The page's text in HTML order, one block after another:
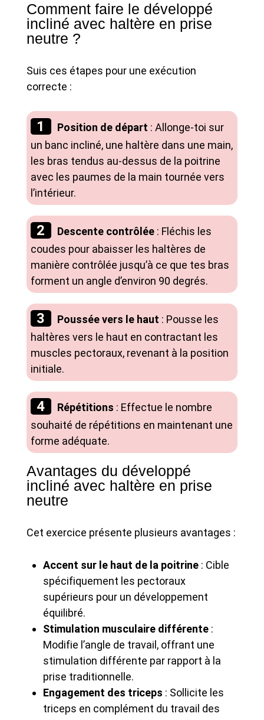
Comment faire le développé
incliné avec haltère en prise
neutre ?
Suis ces étapes pour une exécution
correcte :
Position de départ : Allonge-toi sur
un banc incliné, une haltère dans une main,
les bras tendus au-dessus de la poitrine
avec les paumes de la main tournée vers
l’intérieur.
Descente contrôlée : Fléchis les
coudes pour abaisser les haltères de
manière contrôlée jusqu’à ce que tes bras
forment un angle d’environ 90 degrés.
Poussée vers le haut : Pousse les
haltères vers le haut en contractant les
muscles pectoraux, revenant à la position
initiale.
Répétitions : Effectue le nombre
souhaité de répétitions en maintenant une
forme adéquate.
Avantages du développé
incliné avec haltère en prise
neutre
Cet exercice présente plusieurs avantages :
Accent sur le haut de la poitrine : Cible
spécifiquement les pectoraux
supérieurs pour un développement
équilibré.
Stimulation musculaire différente :
Modifie l’angle de travail, offrant une
stimulation différente par rapport à la
prise traditionnelle.
Engagement des triceps : Sollicite les
triceps en complément du travail des